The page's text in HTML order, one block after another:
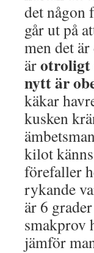
det någon
går ut på
men det
ärotroligt
nytt är
käkar
kusken
kilot
förefaller
rykande
är 6
smakprov
jämför